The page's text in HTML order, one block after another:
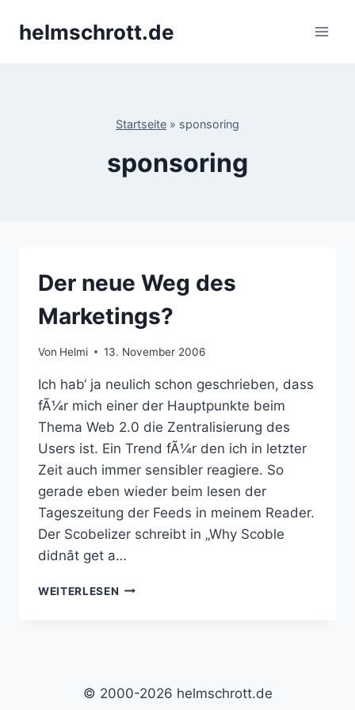
Inhalthelmschrott.de
Startseite » sponsoring
sponsoring
Der neue Weg des
Marketings?
Von Helmi 13. November 2006
Ich hab‘ ja neulich schon geschrieben, dass
fÃ¼r mich einer der Hauptpunkte beim
Thema Web 2.0 die Zentralisierung des
Users ist. Ein Trend fÃ¼r den ich in letzter
Zeit auch immer sensibler reagiere. So
gerade eben wieder beim lesen der
Tageszeitung der Feeds in meinem Reader.
Der Scobelizer schreibt in „Why Scoble
didnât get a…
WEITERLESEN DER
© 2000-2026 helmschrott.de